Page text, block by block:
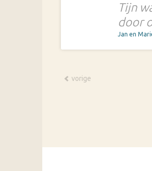
Tijn
door
Jan en
vorige